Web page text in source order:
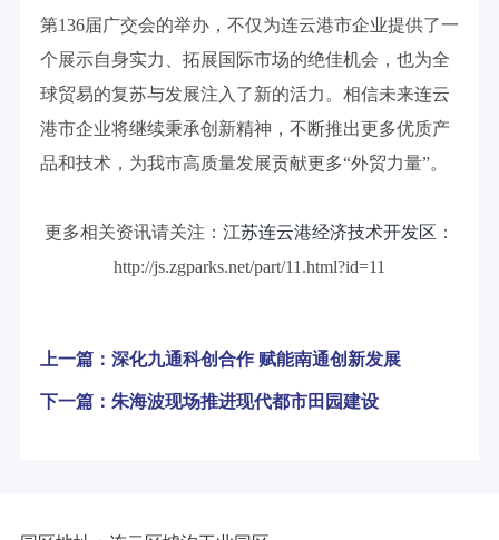
第136届广交会的举办，不仅为连云港市企业提供了一
个展示自身实力、拓展国际市场的绝佳机会，也为全
球贸易的复苏与发展注入了新的活力。相信未来连云
港市企业将继续秉承创新精神，不断推出更多优质产
品和技术，为我市高质量发展贡献更多“外贸力量”。
更多相关资讯请关注： 江苏连云港经济技术开发区 ：
http://js.zgparks.net/part/11.html?id=11
上一篇：深化九通科创合作 赋能南通创新发展
下一篇：朱海波现场推进现代都市田园建设